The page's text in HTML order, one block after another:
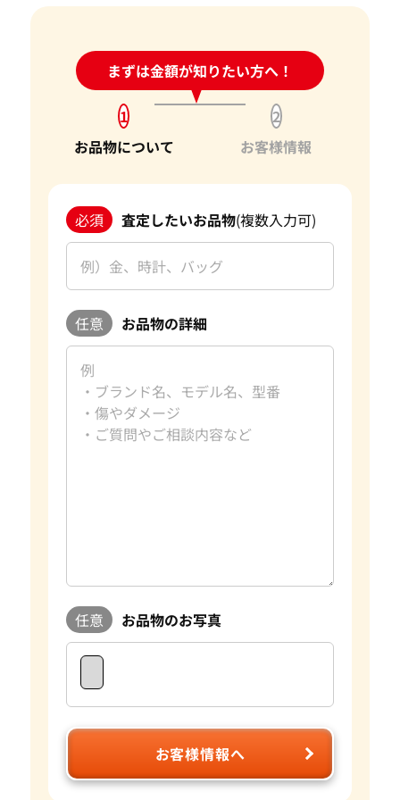
まずは金額が知りたい方へ！
24時間受付中!問い合わせフォーム
1
お品物について
2
お客様情報
必須 査定したいお品物(複数入力可)
任意 お品物の詳細
任意 お品物のお写真
お客様情報へ